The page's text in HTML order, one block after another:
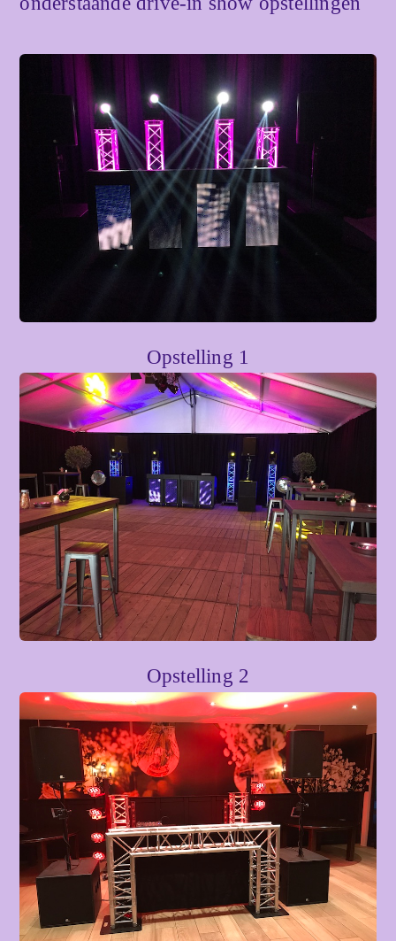
Opstelling 1
Opstelling 2